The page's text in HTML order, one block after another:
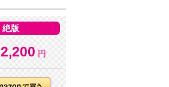
絶版
2,200 円